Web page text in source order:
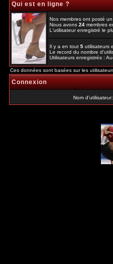
Qui est en ligne ?
Nos membres ont posté
Nous avons24membres
L'utilisateur enregistré le
Il y a en tout5utilisateurs
Le record du nombre
Utilisateurs enregistrés :
Ces données sont basées sur les
Connexion
Nom